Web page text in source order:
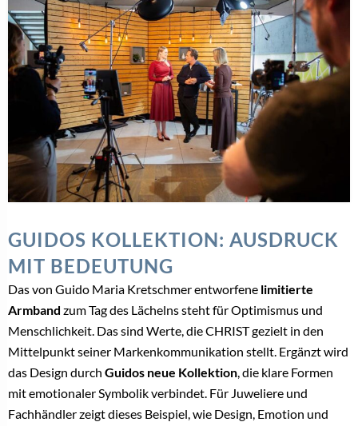
GUIDOS KOLLEKTION: AUSDRUCK
MIT BEDEUTUNG
Das von Guido Maria Kretschmer entworfene limitierte
Armband zum Tag des Lächelns steht für Optimismus und
Menschlichkeit. Das sind Werte, die CHRIST gezielt in den
Mittelpunkt seiner Markenkommunikation stellt. Ergänzt wird
das Design durch Guidos neue Kollektion, die klare Formen
mit emotionaler Symbolik verbindet. Für Juweliere und
Fachhändler zeigt dieses Beispiel, wie Design, Emotion und